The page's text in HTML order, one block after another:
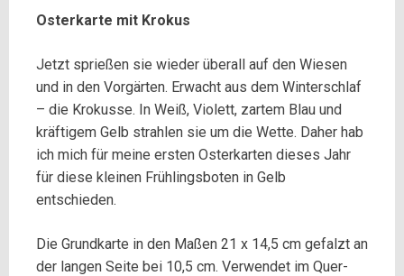
Osterkarte mit Krokus
Jetzt sprießen sie wieder überall auf den Wiesen
und in den Vorgärten. Erwacht aus dem Winterschlaf
– die Krokusse. In Weiß, Violett, zartem Blau und
kräftigem Gelb strahlen sie um die Wette. Daher hab
ich mich für meine ersten Osterkarten dieses Jahr
für diese kleinen Frühlingsboten in Gelb
entschieden.
Die Grundkarte in den Maßen 21 x 14,5 cm gefalzt an
der langen Seite bei 10,5 cm. Verwendet im Quer-